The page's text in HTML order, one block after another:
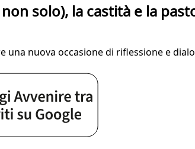
solo), la castità e la
una nuova occasione di riflessione e